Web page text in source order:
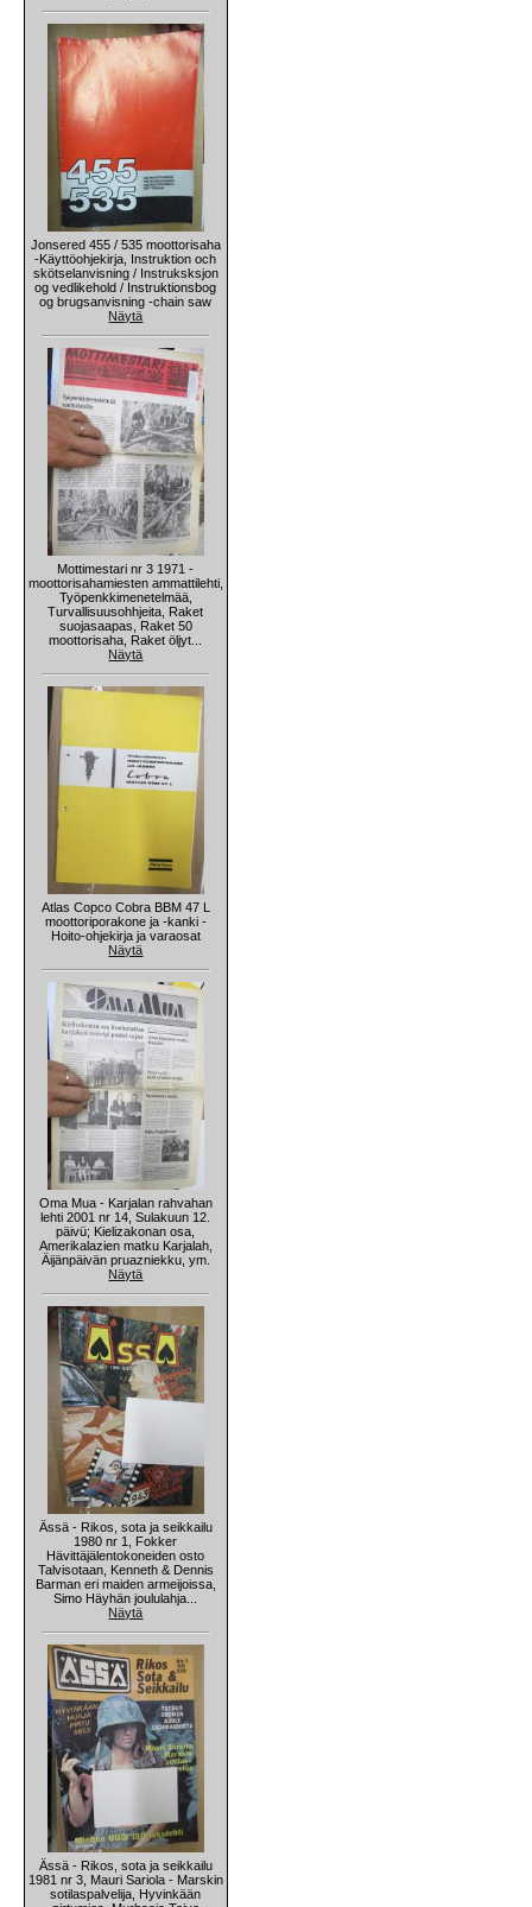
Jonsered 455 / 535 moottorisaha
-Käyttöohjekirja, Instruktion och
skötselanvisning / Instruksksjon
og vedlikehold / Instruktionsbog
og brugsanvisning -chain saw
Näytä
Mottimestari nr 3 1971 -
moottorisahamiesten ammattilehti,
Työpenkkimenetelmää,
Turvallisuusohhjeita, Raket
suojasaapas, Raket 50
moottorisaha, Raket öljyt...
Näytä
Atlas Copco Cobra BBM 47 L
moottoriporakone ja -kanki -
Hoito-ohjekirja ja varaosat
Näytä
Oma Mua - Karjalan rahvahan
lehti 2001 nr 14, Sulakuun 12.
päivü; Kielizakonan osa,
Amerikalazien matku Karjalah,
Äijänpäivän pruazniekku, ym.
Näytä
Ässä - Rikos, sota ja seikkailu
1980 nr 1, Fokker
Hävittäjälentokoneiden osto
Talvisotaan, Kenneth & Dennis
Barman eri maiden armeijoissa,
Simo Häyhän joululahja...
Näytä
Ässä - Rikos, sota ja seikkailu
1981 nr 3, Mauri Sariola - Marskin
sotilaspalvelija, Hyvinkään